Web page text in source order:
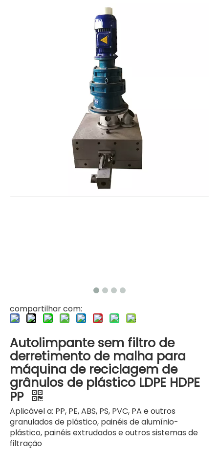
Auto limpeza sem filtro de derretimento de malha para máquina de pelotização de reciclagem de plástico
Filtração da máquina de granulação da pelotização do anel da água do baixo custo de manutenção
compartilhar com:
Autolimpante sem filtro de
derretimento de malha para
máquina de reciclagem de
grânulos de plástico LDPE HDPE
PP
Aplicável a: PP, PE, ABS, PS, PVC, PA e outros
granulados de plástico, painéis de alumínio-
plástico, painéis extrudados e outros sistemas de
filtração